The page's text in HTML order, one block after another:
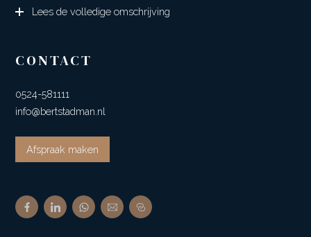
onderhouden en vergroot. De woning is in zowel 1999 als in
uiteindelijke resultaat is een ruime woning met vijf
woonoppervlakte van circa 186 m². De tweede verdieping is
via een vaste trap bereikbaar en biedt ruimte aan de cv-
opstelling en een slaapkamer. Dit alles bevindt zich op een
perceel van 295 m². De achtertuin ligt op het zuiden en biedt
Ook op het gebied van duurzaamheid is de woning helemaal
Lees de volledige omschrijving
CONTACT
0524-581111
info@bertstadman.nl
Afspraak maken